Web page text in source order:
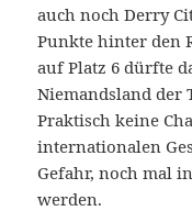
auch noch Derry
Punkte hinter den
auf Platz 6 dürfte
Niemandsland der
Praktisch keine
internationalen
Gefahr, noch mal
werden.